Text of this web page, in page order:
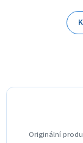
Originální